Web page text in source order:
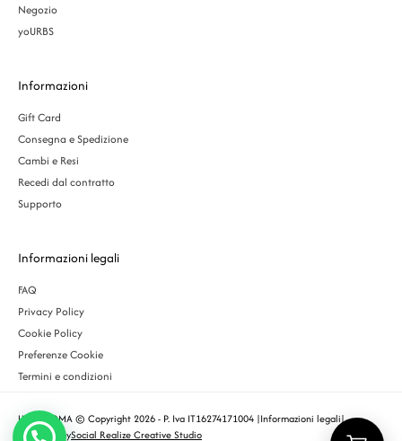
Negozio
yoURBS
Informazioni
Gift Card
Consegna e Spedizione
Cambi e Resi
Recedi dal contratto
Supporto
Informazioni legali
FAQ
Privacy Policy
Cookie Policy
Preferenze Cookie
Termini e condizioni
URBS ROMA © Copyright 2026 - P. Iva IT16274171004 |Informazioni legali|
Designed bySocial Realize Creative Studio